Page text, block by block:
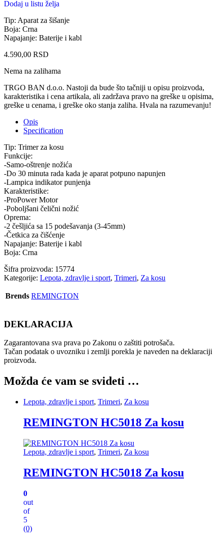
Dodaj u listu želja
Tip: Aparat za šišanje
Boja: Crna
Napajanje: Baterije i kabl
4.590,00 RSD
Nema na zalihama
TRGO BAN d.o.o. Nastoji da bude što tačniji u opisu proizvoda,
karakteristika i cena artikala, ali zadržava pravo na greške u opisima,
greške u cenama, i greške oko stanja zaliha. Hvala na razumevanju!
Opis
Specification
Tip: Trimer za kosu
Funkcije:
-Samo-oštrenje nožića
-Do 30 minuta rada kada je aparat potpuno napunjen
-Lampica indikator punjenja
Karakteristike:
-ProPower Motor
-Poboljšani čelični nožić
Oprema:
-2 češljića sa 15 podešavanja (3-45mm)
-Četkica za čišćenje
Napajanje: Baterije i kabl
Boja: Crna
Šifra proizvoda: 15774
Kategorije: Lepota, zdravlje i sport, Trimeri, Za kosu
Brends REMINGTON
DEKLARACIJA
Zagarantovana sva prava po Zakonu o zaštiti potrošača.
Tačan podatak o uvozniku i zemlji porekla je naveden na deklaraciji
proizvoda.
Možda će vam se svideti …
Lepota, zdravlje i sport, Trimeri, Za kosu
REMINGTON HC5018 Za kosu
Lepota, zdravlje i sport, Trimeri, Za kosu
REMINGTON HC5018 Za kosu
0
out
of
5
(0)